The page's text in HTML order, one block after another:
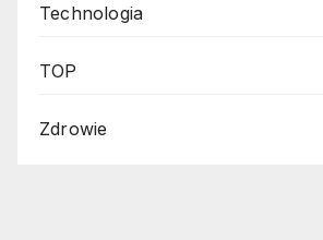
Technologia
TOP
Zdrowie